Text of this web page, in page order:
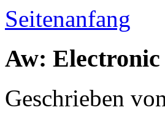
Seitenanfang
Aw: Electronic
Geschrieben